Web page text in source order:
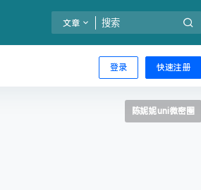
文章
登录 快速注册
陈妮妮uni微密圈